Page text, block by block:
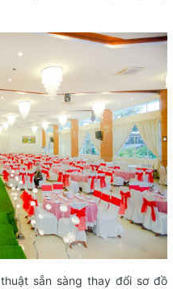
sẵn sàng thay đổi sơ đồ